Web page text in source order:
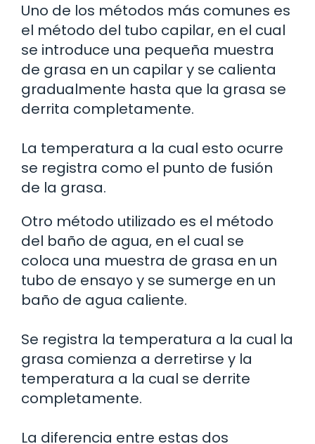
Uno de los métodos más comunes es
el método del tubo capilar, en el cual
se introduce una pequeña muestra
de grasa en un capilar y se calienta
gradualmente hasta que la grasa se
derrita completamente.
La temperatura a la cual esto ocurre
se registra como el punto de fusión
de la grasa.
Otro método utilizado es el método
del baño de agua, en el cual se
coloca una muestra de grasa en un
tubo de ensayo y se sumerge en un
baño de agua caliente.
Se registra la temperatura a la cual la
grasa comienza a derretirse y la
temperatura a la cual se derrite
completamente.
La diferencia entre estas dos